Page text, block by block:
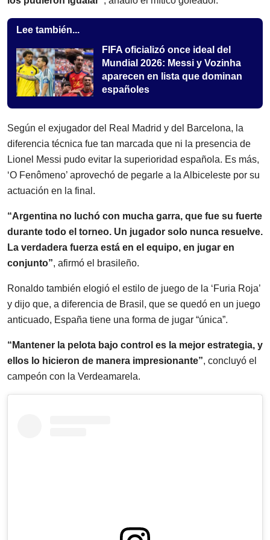
Lee también...
FIFA oficializó once ideal del
Mundial 2026: Messi y Vozinha
aparecen en lista que dominan
españoles
Según el exjugador del Real Madrid y del Barcelona, la
diferencia técnica fue tan marcada que ni la presencia de
Lionel Messi pudo evitar la superioridad española. Es más,
‘O Fenômeno’ aprovechó de pegarle a la Albiceleste por su
actuación en la final.
“Argentina no luchó con mucha garra, que fue su fuerte
durante todo el torneo. Un jugador solo nunca resuelve.
La verdadera fuerza está en el equipo, en jugar en
conjunto”, afirmó el brasileño.
Ronaldo también elogió el estilo de juego de la ‘Furia Roja’
y dijo que, a diferencia de Brasil, que se quedó en un juego
anticuado, España tiene una forma de jugar “única”.
“Mantener la pelota bajo control es la mejor estrategia, y
ellos lo hicieron de manera impresionante”, concluyó el
campeón con la Verdeamarela.